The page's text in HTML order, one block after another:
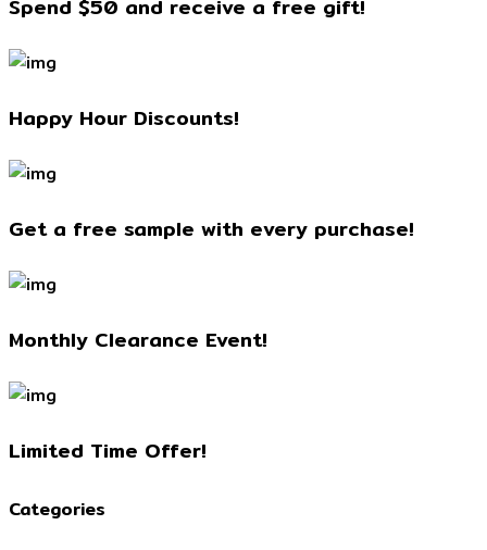
Spend $50 and receive a free gift!
Happy Hour Discounts!
Get a free sample with every purchase!
Monthly Clearance Event!
Limited Time Offer!
Categories